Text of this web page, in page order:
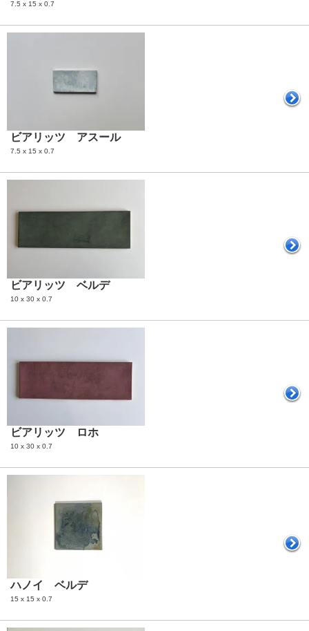
7.5 x 15 x 0.7
ビアリッツ アスール
7.5 x 15 x 0.7
ビアリッツ ベルデ
10 x 30 x 0.7
ビアリッツ ロホ
10 x 30 x 0.7
ハノイ ベルデ
15 x 15 x 0.7